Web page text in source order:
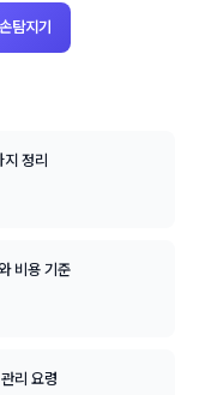
탐지기
정리
비용 기준
리 요령